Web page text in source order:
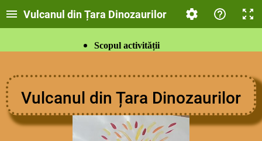
Vulcanul din Țara Dinozaurilor
Scopul activității
Vulcanul din Țara Dinozaurilor